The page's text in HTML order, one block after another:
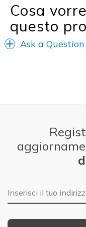
Cosa
questo
Ask a Question
E-mail